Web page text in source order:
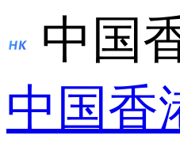
中国
中国香